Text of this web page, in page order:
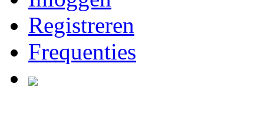
Registreren
Frequenties